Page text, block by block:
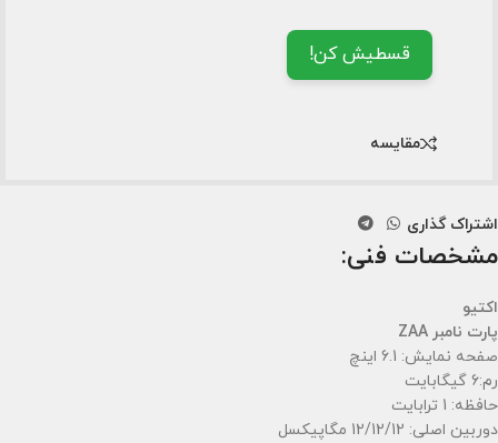
قسطیش کن!
مقایسه
اشتراک گذاری
مشخصات فنی:
اکتیو
پارت نامبر ZAA
صفحه نمایش: 6.1 اینچ
رم:6 گیگابایت
حافظه: 1 ترابایت
دوربین اصلی: 12/12/12 مگاپیکسل